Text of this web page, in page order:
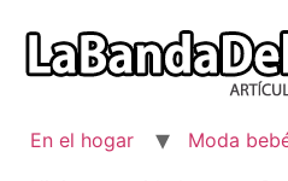
contenido
En el hogar Moda